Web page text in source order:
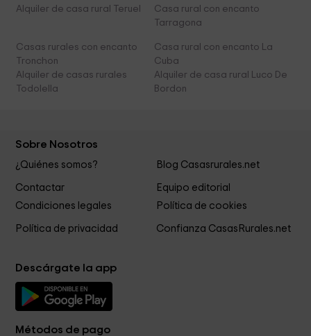
Alquiler de casa rural Teruel
Casa rural con encanto
Tarragona
Casas rurales con encanto
Tronchon
Casa rural con encanto La
Cuba
Alquiler de casas rurales
Todolella
Alquiler de casa rural Luco De
Bordon
Sobre Nosotros
¿Quiénes somos? Blog Casasrurales.net
Contactar
Equipo editorial
Condiciones legales
Política de cookies
Política de privacidad Confianza CasasRurales.net
Descárgate la app
Métodos de pago